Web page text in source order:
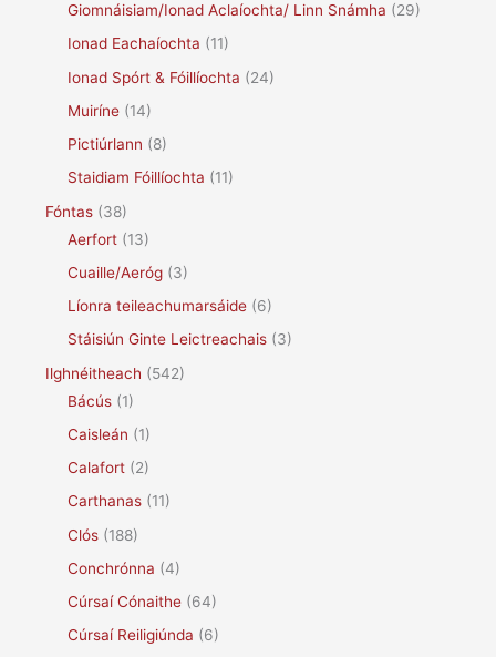
Giomnáisiam/Ionad Aclaíochta/ Linn Snámha (29)
Ionad Eachaíochta (11)
Ionad Spórt & Fóillíochta (24)
Muiríne (14)
Pictiúrlann (8)
Staidiam Fóillíochta (11)
Fóntas (38)
Aerfort (13)
Cuaille/Aeróg (3)
Líonra teileachumarsáide (6)
Stáisiún Ginte Leictreachais (3)
Ilghnéitheach (542)
Bácús (1)
Caisleán (1)
Calafort (2)
Carthanas (11)
Clós (188)
Conchrónna (4)
Cúrsaí Cónaithe (64)
Cúrsaí Reiligiúnda (6)